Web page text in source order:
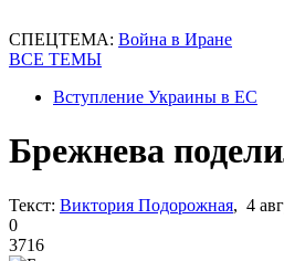
СПЕЦТЕМА: Война в Иране
ВСЕ ТЕМЫ
Вступление Украины в ЕС
Брежнева
Текст: Виктория Подорожная, 4
0
3716